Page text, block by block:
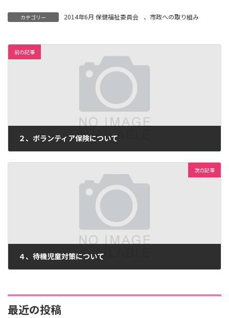
カテゴリー 2014年6月 保健福祉委員会 、 市政への取り組み
前の記事
２、ボランティア保険について
次の記事
４、待機児童対策について
最近の投稿